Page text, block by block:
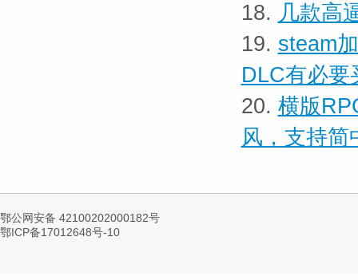
18. 几款高
19. steam
DLC有必要
20. 横版
风，支持简
鄂公网安备 42100202000182号
鄂ICP备17012648号-10